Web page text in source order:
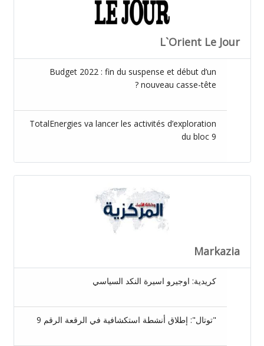
L`Orient Le Jour
Budget 2022 : fin du suspense et début d’un
nouveau casse-tête ?
TotalEnergies va lancer les activités d’exploration
du bloc 9
Markazia
كريدية: اوجيرو اسيرة النكد السياسي
"توتال": إطلاق أنشطة استكشافية في الرقعة الرقم 9